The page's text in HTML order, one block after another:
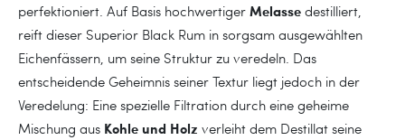
perfektioniert. Auf Basis hochwertiger Melasse destilliert,
reift dieser Superior Black Rum in sorgsam ausgewählten
Eichenfässern, um seine Struktur zu veredeln. Das
entscheidende Geheimnis seiner Textur liegt jedoch in der
Veredelung: Eine spezielle Filtration durch eine geheime
Mischung aus Kohle und Holz verleiht dem Destillat seine